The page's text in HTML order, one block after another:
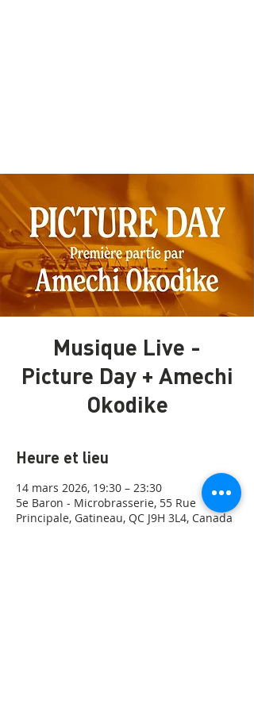
Musique Live -
Picture Day + Amechi
Okodike
Heure et lieu
14 mars 2026, 19:30 – 23:30
5e Baron - Microbrasserie, 55 Rue
Principale, Gatineau, QC J9H 3L4, Canada